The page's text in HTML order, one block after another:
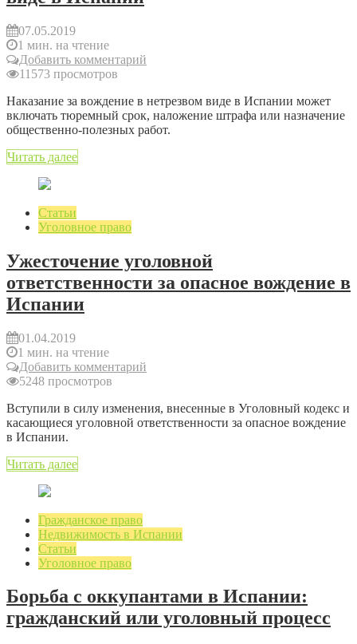
07.05.2019
1 мин. на чтение
Добавить комментарий
11573 просмотров
Наказание за вождение в нетрезвом виде в Испании может
включать тюремный срок, наложение штрафа или назначение
общественно-полезных работ.
Читать далее
Статьи
Уголовное право
Ужесточение уголовной
ответственности за опасное вождение в
Испании
01.04.2019
1 мин. на чтение
Добавить комментарий
5248 просмотров
Вступили в силу изменения, внесенные в Уголовный кодекс и
касающиеся уголовной ответственности за опасное вождение
в Испании.
Читать далее
Гражданское право
Недвижимость в Испании
Статьи
Уголовное право
Борьба с оккупантами в Испании:
гражданский или уголовный процесс